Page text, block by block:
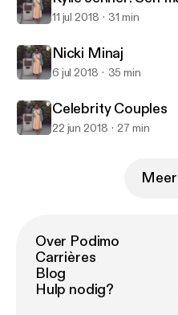
11 jul 2018 31 min
Nicki Minaj
6 jul 2018 35 min
Celebrity Couples
22 jun 2018 27 min
Over Podimo
Carrières
Blog
Hulp nodig?